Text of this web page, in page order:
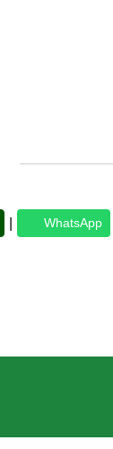
WhatsApp